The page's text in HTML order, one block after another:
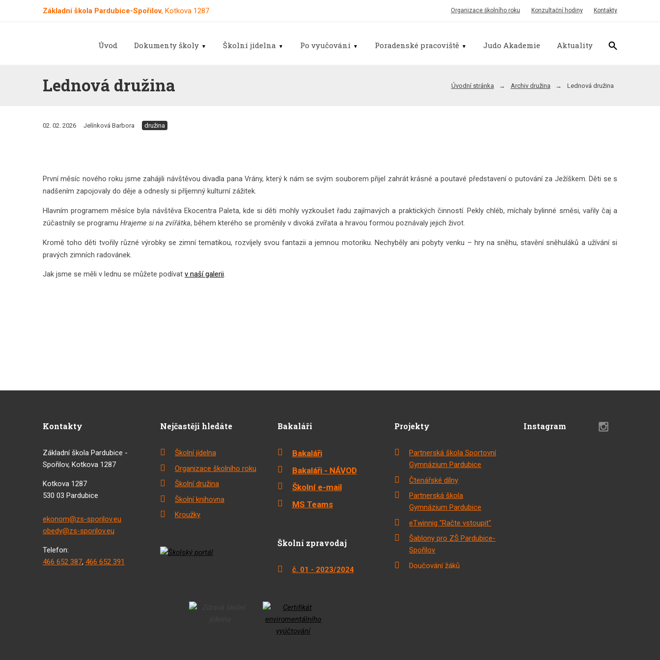
Organizace školního roku Konzultační hodiny Kontakty
Základní škola Pardubice-Spořilov, Kotkova 1287
Úvod Dokumenty školy Školní jídelna Po vyučování Poradenské pracoviště Judo Akademie Aktuality
Lednová družina Úvodní stránka Archiv družina Lednová družina
02. 02. 2026 Jelínková Barbora družina
První měsíc nového roku jsme zahájili návštěvou divadla pana Vrány, který k nám se svým souborem přijel zahrát krásné a poutavé představení o putování za Ježíškem. Děti se s
nadšením zapojovaly do děje a odnesly si příjemný kulturní zážitek.
Hlavním programem měsíce byla návštěva Ekocentra Paleta, kde si děti mohly vyzkoušet řadu zajímavých a praktických činností. Pekly chléb, míchaly bylinné směsi, vařily čaj a
zúčastnily se programu Hrajeme si na zvířátka, během kterého se proměnily v divoká zvířata a hravou formou poznávaly jejich život.
Kromě toho děti tvořily různé výrobky se zimní tematikou, rozvíjely svou fantazii a jemnou motoriku. Nechyběly ani pobyty venku – hry na sněhu, stavění sněhuláků a užívání si
pravých zimních radovánek.
Jak jsme se měli v lednu se můžete podívat v naší galerii.
Kontakty
Základní škola Pardubice -
Spořilov, Kotkova 1287
Kotkova 1287
530 03 Pardubice
ekonom@zs-sporilov.eu
obedy@zs-sporilov.eu
Telefon:
466 652 387, 466 652 391
Nejčastěji hledáte
Školní jídelna
Organizace školního roku
Školní družina
Školní knihovna
Kroužky
Bakaláři
Bakaláři
Bakaláři - NÁVOD
Školní e-mail
MS Teams
Školní zpravodaj
č. 01 - 2023/2024
Projekty
Partnerská škola Sportovní
Gymnázium Pardubice
Čtenářské dílny
Partnerská škola
Gymnázium Pardubice
eTwinnig "Račte vstoupit"
Šablony pro ZŠ Pardubice-
Spořilov
Doučování žáků
Instagram